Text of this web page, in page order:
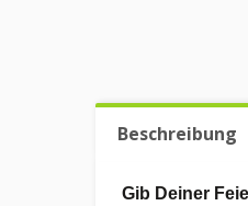
Beschreibung
Gib Deiner